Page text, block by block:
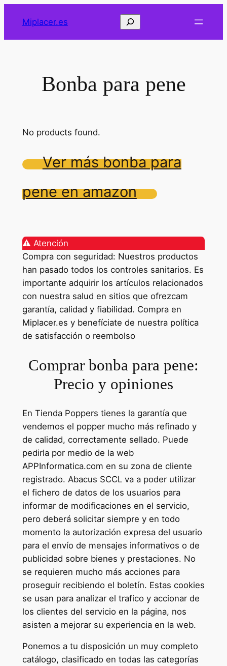
Miplacer.es Buscar
Bonba para pene
No products found.
Ver más bonba para
pene en amazon
⚠️ Atención
Compra con seguridad: Nuestros productos
han pasado todos los controles sanitarios. Es
importante adquirir los artículos relacionados
con nuestra salud en sitios que ofrezcam
garantía, calidad y fiabilidad. Compra en
Miplacer.es y benefíciate de nuestra política
de satisfacción o reembolso
Comprar bonba para pene:
Precio y opiniones
En Tienda Poppers tienes la garantía que
vendemos el popper mucho más refinado y
de calidad, correctamente sellado. Puede
pedirla por medio de la web
APPInformatica.com en su zona de cliente
registrado. Abacus SCCL va a poder utilizar
el fichero de datos de los usuarios para
informar de modificaciones en el servicio,
pero deberá solicitar siempre y en todo
momento la autorización expresa del usuario
para el envío de mensajes informativos o de
publicidad sobre bienes y prestaciones. No
se requieren mucho más acciones para
proseguir recibiendo el boletín. Estas cookies
se usan para analizar el trafico y accionar de
los clientes del servicio en la página, nos
asisten a mejorar su experiencia en la web.
Ponemos a tu disposición un muy completo
catálogo, clasificado en todas las categorías